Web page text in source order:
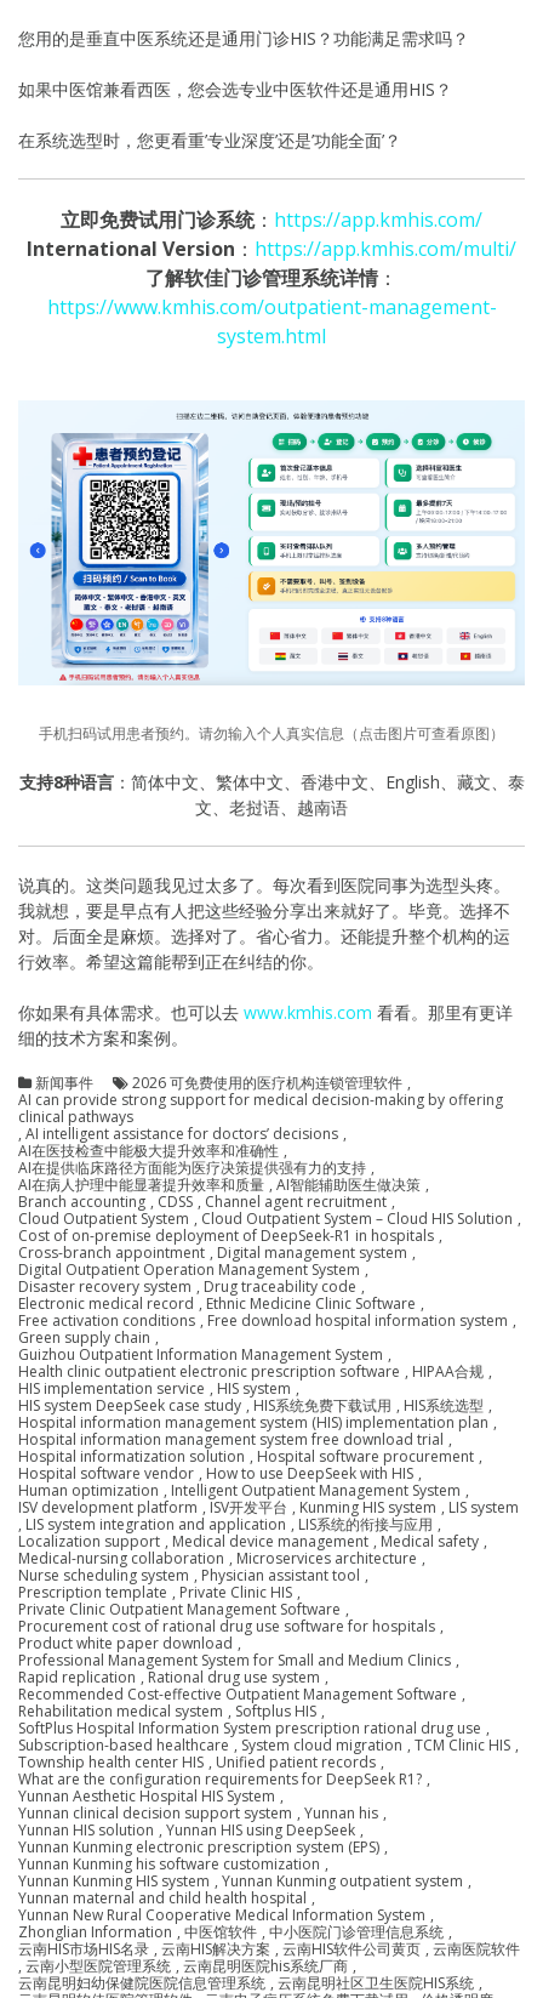
您用的是垂直中医系统还是通用门诊HIS？功能满足需求吗？
如果中医馆兼看西医，您会选专业中医软件还是通用HIS？
在系统选型时，您更看重’专业深度’还是’功能全面’？
立即免费试用门诊系统： https://app.kmhis.com/
International Version ： https://app.kmhis.com/multi/
了解软佳门诊管理系统详情：
https://www.kmhis.com/outpatient-management-
system.html
手机扫码试用患者预约。请勿输入个人真实信息（点击图片可查看原图）
支持8种语言：简体中文、繁体中文、香港中文、English、藏文、泰
文、老挝语、越南语
说真的。这类问题我见过太多了。每次看到医院同事为选型头疼。
我就想，要是早点有人把这些经验分享出来就好了。毕竟。选择不
对。后面全是麻烦。选择对了。省心省力。还能提升整个机构的运
行效率。希望这篇能帮到正在纠结的你。
你如果有具体需求。也可以去 www.kmhis.com 看看。那里有更详
细的技术方案和案例。
新闻事件 2026 可免费使用的医疗机构连锁管理软件 ,
AI can provide strong support for medical decision-making by offering
clinical pathways
, AI intelligent assistance for doctors’ decisions ,
AI在医技检查中能极大提升效率和准确性 ,
AI在提供临床路径方面能为医疗决策提供强有力的支持 ,
AI在病人护理中能显著提升效率和质量 , AI智能辅助医生做决策 ,
Branch accounting , CDSS , Channel agent recruitment ,
Cloud Outpatient System , Cloud Outpatient System – Cloud HIS Solution ,
Cost of on-premise deployment of DeepSeek-R1 in hospitals ,
Cross-branch appointment , Digital management system ,
Digital Outpatient Operation Management System ,
Disaster recovery system , Drug traceability code ,
Electronic medical record , Ethnic Medicine Clinic Software ,
Free activation conditions , Free download hospital information system ,
Green supply chain ,
Guizhou Outpatient Information Management System ,
Health clinic outpatient electronic prescription software , HIPAA合规 ,
HIS implementation service , HIS system ,
HIS system DeepSeek case study , HIS系统免费下载试用 , HIS系统选型 ,
Hospital information management system (HIS) implementation plan ,
Hospital information management system free download trial ,
Hospital informatization solution , Hospital software procurement ,
Hospital software vendor , How to use DeepSeek with HIS ,
Human optimization , Intelligent Outpatient Management System ,
ISV development platform , ISV开发平台 , Kunming HIS system , LIS system
, LIS system integration and application , LIS系统的衔接与应用 ,
Localization support , Medical device management , Medical safety ,
Medical-nursing collaboration , Microservices architecture ,
Nurse scheduling system , Physician assistant tool ,
Prescription template , Private Clinic HIS ,
Private Clinic Outpatient Management Software ,
Procurement cost of rational drug use software for hospitals ,
Product white paper download ,
Professional Management System for Small and Medium Clinics ,
Rapid replication , Rational drug use system ,
Recommended Cost-effective Outpatient Management Software ,
Rehabilitation medical system , Softplus HIS ,
SoftPlus Hospital Information System prescription rational drug use ,
Subscription-based healthcare , System cloud migration , TCM Clinic HIS ,
Township health center HIS , Unified patient records ,
What are the configuration requirements for DeepSeek R1? ,
Yunnan Aesthetic Hospital HIS System ,
Yunnan clinical decision support system , Yunnan his ,
Yunnan HIS solution , Yunnan HIS using DeepSeek ,
Yunnan Kunming electronic prescription system (EPS) ,
Yunnan Kunming his software customization ,
Yunnan Kunming HIS system , Yunnan Kunming outpatient system ,
Yunnan maternal and child health hospital ,
Yunnan New Rural Cooperative Medical Information System ,
Zhonglian Information , 中医馆软件 , 中小医院门诊管理信息系统 ,
云南HIS市场HIS名录 , 云南HIS解决方案 , 云南HIS软件公司黄页 , 云南医院软件
, 云南小型医院管理系统 , 云南昆明医院his系统厂商 ,
云南昆明妇幼保健院医院信息管理系统 , 云南昆明社区卫生医院HIS系统 ,